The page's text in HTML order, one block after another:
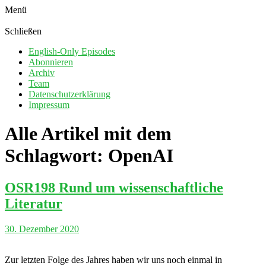
Menü
Schließen
English-Only Episodes
Abonnieren
Archiv
Team
Datenschutzerklärung
Impressum
Alle Artikel mit dem
Schlagwort: OpenAI
OSR198 Rund um wissenschaftliche
Literatur
30. Dezember 2020
Zur letzten Folge des Jahres haben wir uns noch einmal in